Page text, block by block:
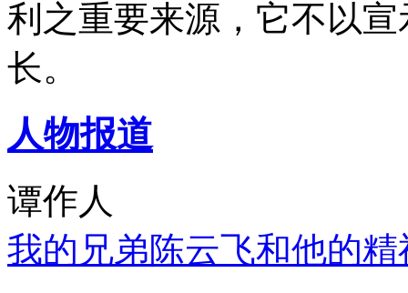
利之重要来源，它不以
长。
人物报道
谭作人
我的兄弟陈云飞和他的